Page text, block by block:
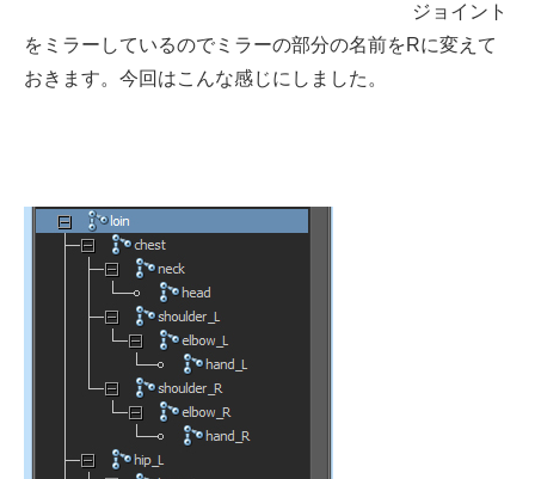
ジョイント
をミラーしているのでミラーの部分の名前をRに変えて
おきます。今回はこんな感じにしました。